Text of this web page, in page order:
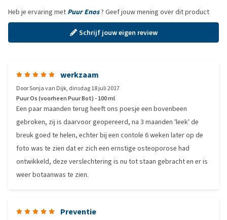
Heb je ervaring met Puur Enos? Geef jouw mening over dit product
Schrijf jouw eigen review
werkzaam
DoorSonja van Dijk, dinsdag 18 juli 2017
Puur Os (voorheen Puur Bot) - 100 ml
Een paar maanden terug heeft ons poesje een bovenbeen
gebroken, zij is daarvoor geopereerd, na 3 maanden 'leek' de
breuk goed te helen, echter bij een contole 6 weken later op de
foto was te zien dat er zich een ernstige osteoporose had
ontwikkeld, deze verslechtering is nu tot staan gebracht en er is
weer botaanwas te zien.
Preventie